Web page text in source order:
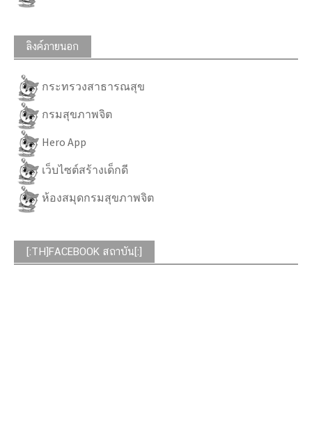
ลิงค์ภายนอก
กระทรวงสาธารณสุข
กรมสุขภาพจิต
Hero App
เว็บไซต์สร้างเด็กดี
ห้องสมุดกรมสุขภาพจิต
[:TH]FACEBOOK สถาบัน[:]